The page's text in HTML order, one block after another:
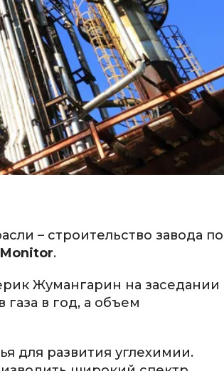
– строительство завода по
.
Жумангарин на заседании
в год, а объем
для развития углехимии.